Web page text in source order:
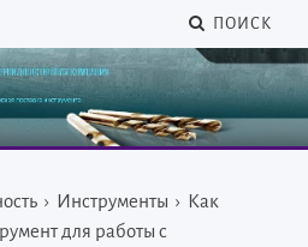
ПОИСК
› Инструменты › Как
для работы с